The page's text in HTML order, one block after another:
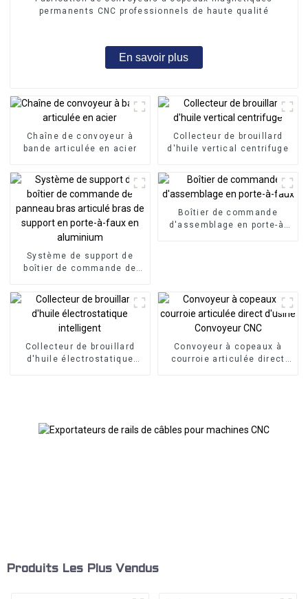
permanents CNC professionnels de haute qualité
En savoir plus
Chaîne de convoyeur à
bande articulée en acier
Collecteur de brouillard
d'huile vertical centrifuge
Système de support de
boîtier de commande de
de support en porte-à-faux
en aluminium
Boîtier de commande
d'assemblage en porte-à-
Collecteur de brouillard
d'huile électrostatique
Convoyeur à copeaux à
courroie articulée direct
Produits Les Plus Vendus